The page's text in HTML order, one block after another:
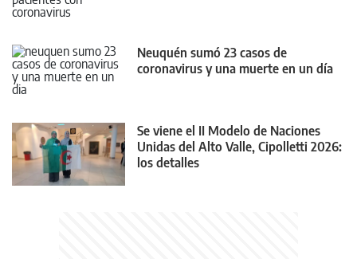
Neuquén sumó 23 casos de
coronavirus y una muerte en un día
Se viene el II Modelo de Naciones
Unidas del Alto Valle, Cipolletti 2026:
los detalles